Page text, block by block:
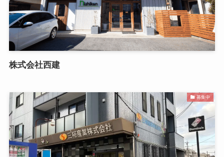
株式会社西建
募集中